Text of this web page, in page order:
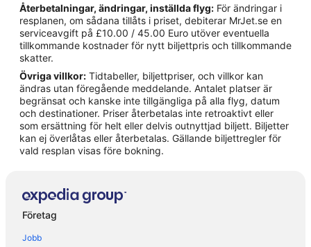
Hotell i Kedumstorp
Hotell i Kvanum
Hotell i Lerdala
Hotell i Lidköping
Hotell i Lundsbrunn
Hotell i Skara
Hotell i Spiken
Hotell i Stora Levene
Hotell i Vara
Hotell i närheten av Lidköping Hovby Airport
Husvagnscampingar i Lundsbrunn
Återbetalningar, ändringar, inställda flyg: För ändringar i
resplanen, om sådana tillåts i priset, debiterar MrJet.se en
serviceavgift på £10.00 / 45.00 Euro utöver eventuella
tillkommande kostnader för nytt biljettpris och tillkommande
skatter.
Övriga villkor: Tidtabeller, biljettpriser, och villkor kan
ändras utan föregående meddelande. Antalet platser är
begränsat och kanske inte tillgängliga på alla flyg, datum
och destinationer. Priser återbetalas inte retroaktivt eller
som ersättning för helt eller delvis outnyttjad biljett. Biljetter
kan ej överlåtas eller återbetalas. Gällande biljettregler för
vald resplan visas före bokning.
Företag
Jobb